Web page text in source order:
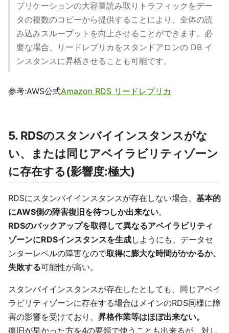
プリケーションの大容量読み取りトラフィックをデー
タの複数のコピーから提供することにより、全体の読
み込みスループットを向上させることができます。必
要な場合、リードレプリカをスタンドアロンの DB イ
ンスタンスに昇格させることも可能です。
参考:AWS公式Amazon RDS リードレプリカ
5. RDSのスタンバイインスタンスがな
い、または同じアベイラビリティゾーン
に存在する(影響度:極大)
RDSにスタンバイインスタンスが存在しない場合、 基本的
にAWS側の障害復旧を待つしか出来ない。
RDSのバックアップを取得して異なるアベイラビリティ
ゾーンにRDSインスタンスを生成しようにも、データセ
ンターレベルの障害なので取得に膨大な時間がかかるか、
失敗する可能性が高い。
スタンバイインスタンスが存在したとしても、同じアベイ
ラビリティゾーンに存在する場合はメインのRDS同様に障
害の影響を受けており、 昇格作業等はほぼ出来ない。
復旧が早かった方を4の要領で使うことも出来るが、対し